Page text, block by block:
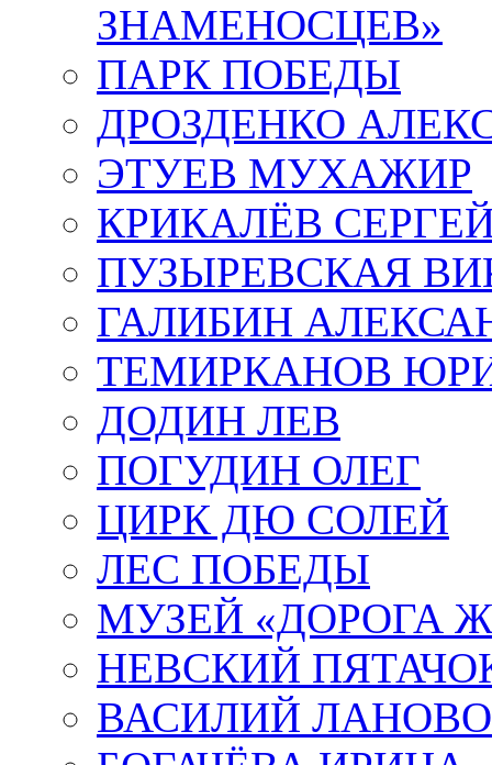
ЗНАМЕНОСЦЕВ»
ПАРК ПОБЕДЫ
ДРОЗДЕНКО
ЭТУЕВ МУХАЖИР
КРИКАЛЁВ
ПУЗЫРЕВСКАЯ
ГАЛИБИН
ТЕМИРКАНОВ
ДОДИН ЛЕВ
ПОГУДИН ОЛЕГ
ЦИРК ДЮ СОЛЕЙ
ЛЕС ПОБЕДЫ
МУЗЕЙ «ДОРОГА
НЕВСКИЙ
ВАСИЛИЙ